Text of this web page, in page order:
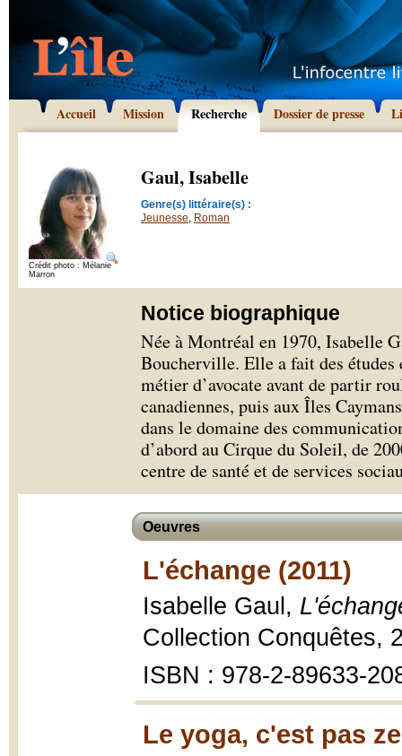
Accueil Mission Recherche Dossier de presse
Crédit photo : Mélanie
Marron
Gaul, Isabelle
Genre(s) littéraire(s) :
Jeunesse, Roman
Notice biographique
Née à Montréal en 1970, Isabelle
Boucherville. Elle a fait des
métier d’avocate avant de partir
canadiennes, puis aux Îles
dans le domaine des
d’abord au Cirque du Soleil, de
centre de santé et de services
Oeuvres
L'échange (2011)
Isabelle Gaul,
Collection Conquêtes,
ISBN : 978-2-89633-
Le yoga, c'est pas